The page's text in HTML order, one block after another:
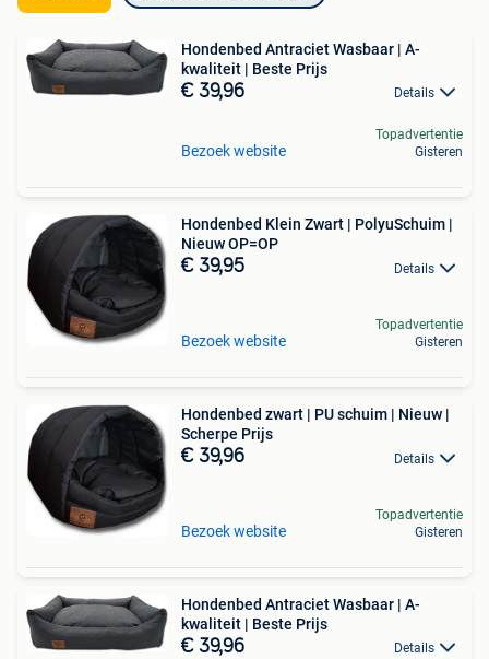
Hondenbed Antraciet Wasbaar | A-
kwaliteit | Beste Prijs
€ 39,96 Details
Bezoek website
Topadvertentie
Gisteren
Hondenbed Klein Zwart | PolyuSchuim |
Nieuw OP=OP
€ 39,95 Details
Bezoek website
Topadvertentie
Gisteren
Hondenbed zwart | PU schuim | Nieuw |
Scherpe Prijs
€ 39,96 Details
Bezoek website
Topadvertentie
Gisteren
Hondenbed Antraciet Wasbaar | A-
kwaliteit | Beste Prijs
€ 39,96 Details